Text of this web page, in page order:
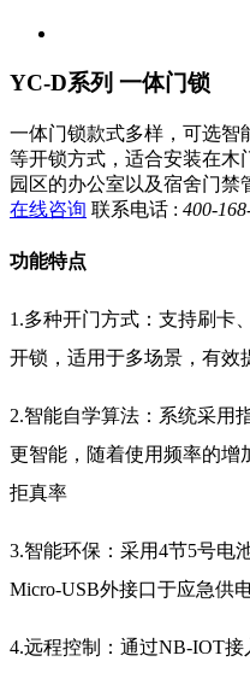
YC-D系列 一体门锁
一体门锁款式多样，可选智
等开锁方式，适合安装在木
园区的办公室以及宿舍门禁
在线咨询 联系电话 : 400-
功能特点
1.多种开门方式：支持刷卡
开锁，适用于多场景，有效
2.智能自学算法：系统采用
更智能，随着使用频率的增
拒真率
3.智能环保：采用4节5号电
Micro-USB外接口于应急供
4.远程控制：通过NB-IOT